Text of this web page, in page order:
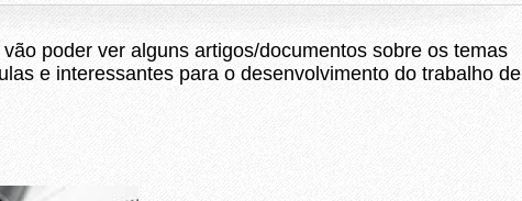
poder ver alguns artigos/documentos sobre os temas
e interessantes para o desenvolvimento do trabalho de